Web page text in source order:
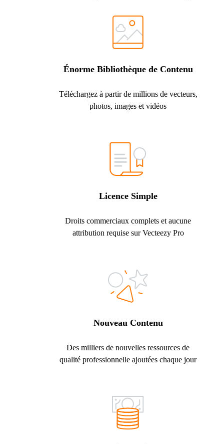
Énorme Bibliothèque de Contenu
Téléchargez à partir de millions de vecteurs,
photos, images et vidéos
Licence Simple
Droits commerciaux complets et aucune
attribution requise sur Vecteezy Pro
Nouveau Contenu
Des milliers de nouvelles ressources de
qualité professionnelle ajoutées chaque jour